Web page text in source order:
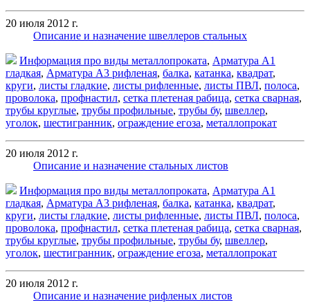
20 июля 2012 г.
Описание и назначение швеллеров стальных
Информация про виды металлопроката, Арматура А1
гладкая, Арматура А3 рифленая, балка, катанка, квадрат,
круги, листы гладкие, листы рифленные, листы ПВЛ, полоса,
проволока, профнастил, сетка плетеная рабица, сетка сварная,
трубы круглые, трубы профильные, трубы бу, швеллер,
уголок, шестигранник, ограждение егоза, металлопрокат
20 июля 2012 г.
Описание и назначение стальных листов
Информация про виды металлопроката, Арматура А1
гладкая, Арматура А3 рифленая, балка, катанка, квадрат,
круги, листы гладкие, листы рифленные, листы ПВЛ, полоса,
проволока, профнастил, сетка плетеная рабица, сетка сварная,
трубы круглые, трубы профильные, трубы бу, швеллер,
уголок, шестигранник, ограждение егоза, металлопрокат
20 июля 2012 г.
Описание и назначение рифленых листов